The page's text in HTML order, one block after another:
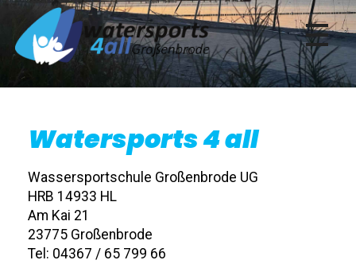
Watersports 4 all
Wassersportschule Großenbrode UG
HRB 14933 HL
Am Kai 21
23775 Großenbrode
Tel: 04367 / 65 799 66